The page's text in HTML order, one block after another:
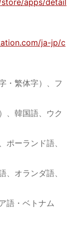
apps/detail
ja-jp/c
・繁体字）、フ
、韓国語、ウク
ポーランド語、
、オランダ語、
語・ベトナム